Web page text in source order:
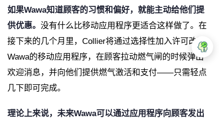
如果Wawa知道顾客的习惯和偏好，就能主动给他们提
供优惠。 没有什么比移动应用程序更适合这样做了。在
接下来的几个月里，Collier将通过选择性加入许可改进
Wawa的移动应用程序，在顾客拉动燃气闸的时候弹出
欢迎消息，并向他们提供燃气激活和支付——只需轻点
几下即可完成。
理论上来说，未来Wawa可以通过应用程序向顾客发出